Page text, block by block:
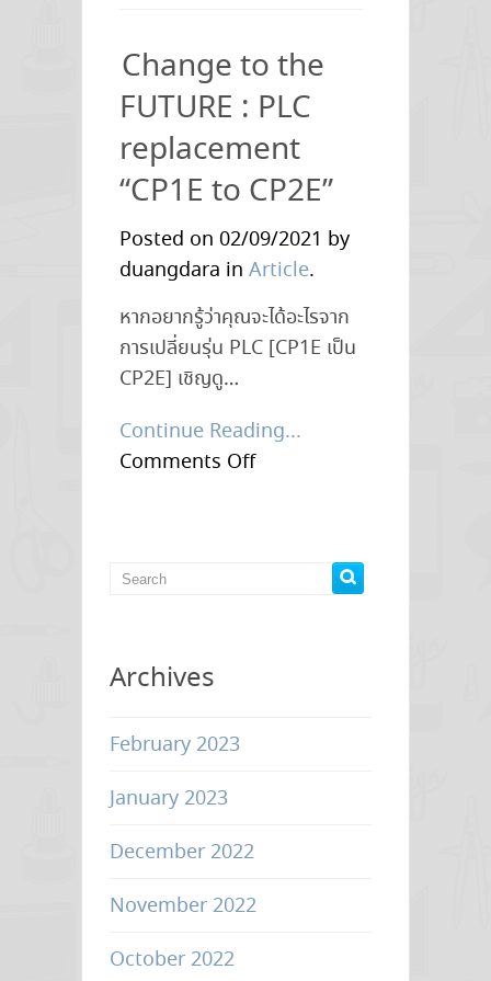
ต้อง
ใช้
“ระบบ
คลัง
สินค้า
อัตโนมัติ”
แม้
ธุรกิจ
ขนาด
Change to the
FUTURE : PLC
replacement
“CP1E to CP2E”
Posted on 02/09/2021 by
duangdara in Article.
หากอยากรู้ว่าคุณจะได้อะไรจาก
การเปลี่ยนรุ่น PLC [CP1E เป็น
CP2E] เชิญดู…
Continue Reading...
Comments Offon
Archives
February 2023
January 2023
December 2022
November 2022
October 2022